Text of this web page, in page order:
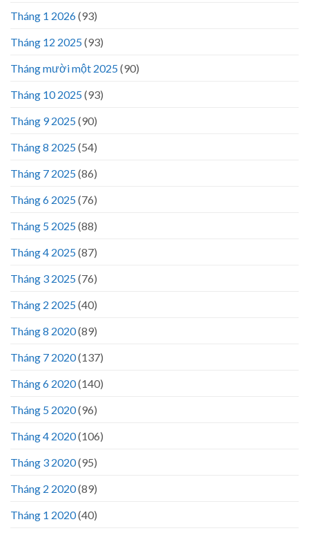
Tháng 1 2026(93)
Tháng 12 2025(93)
Tháng mười một 2025(90)
Tháng 10 2025(93)
Tháng 9 2025(90)
Tháng 8 2025(54)
Tháng 7 2025(86)
Tháng 6 2025(76)
Tháng 5 2025(88)
Tháng 4 2025(87)
Tháng 3 2025(76)
Tháng 2 2025(40)
Tháng 8 2020(89)
Tháng 7 2020(137)
Tháng 6 2020(140)
Tháng 5 2020(96)
Tháng 4 2020(106)
Tháng 3 2020(95)
Tháng 2 2020(89)
Tháng 1 2020(40)